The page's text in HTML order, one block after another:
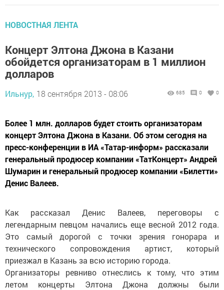
НОВОСТНАЯ ЛЕНТА
Концерт Элтона Джона в Казани
обойдется организаторам в 1 миллион
долларов
Ильнур, 18 сентября 2013 - 08:06 685 0 0
Более 1 млн. долларов будет стоить организаторам
концерт Элтона Джона в Казани. Об этом сегодня на
пресс-конференции в ИА «Татар-информ» рассказали
генеральный продюсер компании «ТатКонцерт» Андрей
Шумарин и генеральный продюсер компании «Билетти»
Денис Валеев.
Как рассказал Денис Валеев, переговоры с
легендарным певцом начались еще весной 2012 года.
Это самый дорогой с точки зрения гонорара и
технического сопровождения артист, который
приезжал в Казань за всю историю города.
Организаторы ревниво отнеслись к тому, что этим
летом концерты Элтона Джона должны были